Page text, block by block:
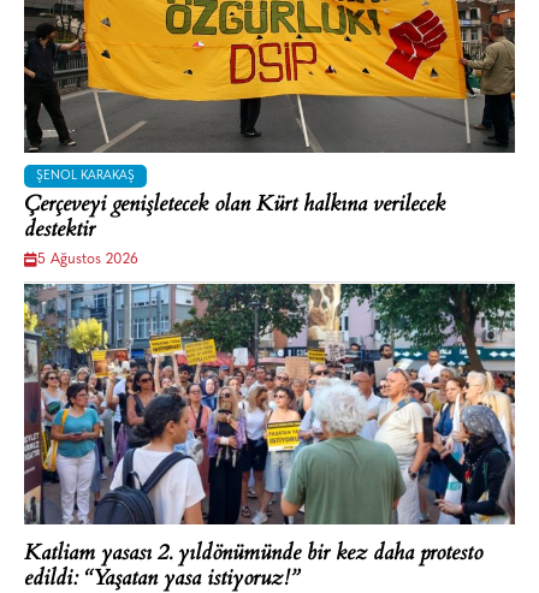
ŞENOL KARAKAŞ
Çerçeveyi genişletecek olan Kürt halkına verilecek
destektir
5 Ağustos 2026
Katliam yasası 2. yıldönümünde bir kez daha protesto
edildi: “Yaşatan yasa istiyoruz!”